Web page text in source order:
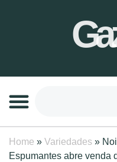
Home » Variedades »
Espumantes abre venda